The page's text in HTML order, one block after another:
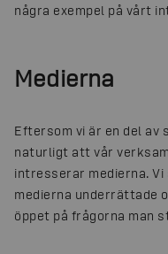
några exempel på vårt
Medierna
Eftersom vi är en del
naturligt att vår
intresserar medierna.
medierna underrättade
öppet på frågorna man